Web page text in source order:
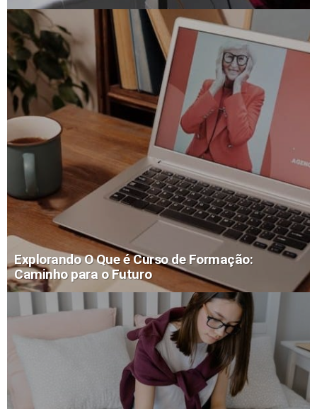
Explorando O Que é Curso de Formação:
Caminho para o Futuro